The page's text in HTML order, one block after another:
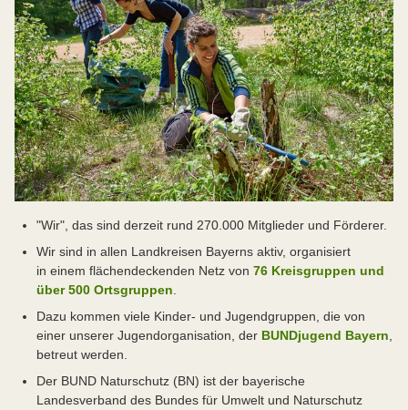
"Wir", das sind derzeit rund 270.000 Mitglieder und Förderer.
Wir sind in allen Landkreisen Bayerns aktiv, organisiert
in einem flächendeckenden Netz von 76 Kreisgruppen und
über 500 Ortsgruppen
Dazu kommen viele Kinder- und Jugendgruppen, die von
einer unserer Jugendorganisation, der BUNDjugend Bayern
betreut werden.
Der BUND Naturschutz (BN) ist der bayerische
Landesverband des Bundes für Umwelt und Naturschutz